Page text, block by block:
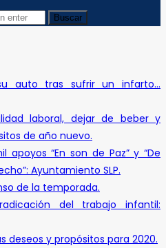
auto tras sufrir un infarto…
laboral, dejar de beber y
de año nuevo.
apoyos “En son de Paz” y “De
Ayuntamiento SLP.
de la temporada.
del trabajo infantil:
deseos y propósitos para 2020.